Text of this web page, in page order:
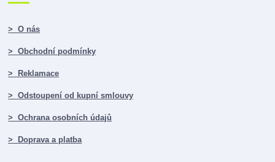
> O nás
> Obchodní podmínky
> Reklamace
> Odstoupení od kupní smlouvy
> Ochrana osobních údajů
> Doprava a platba